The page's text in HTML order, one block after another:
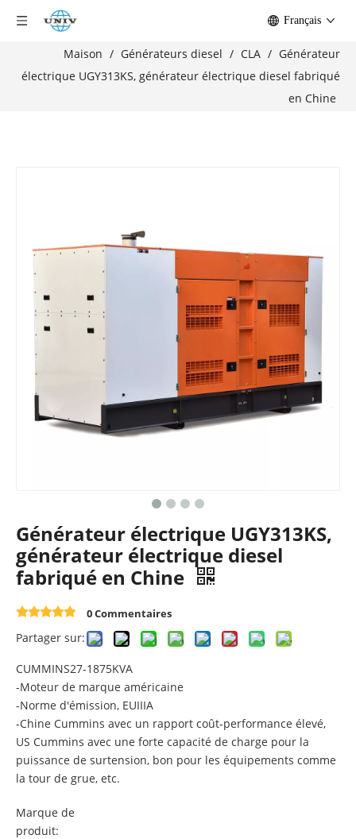
Français
Maison / Générateurs diesel / CLA / Générateur
électrique UGY313KS, générateur électrique diesel fabriqué
en Chine
Générateur électrique UGY313KS,
générateur électrique diesel
fabriqué en Chine
0 Commentaires
Partager sur:
CUMMINS27-1875KVA
-Moteur de marque américaine
-Norme d'émission, EUIIIA
-Chine Cummins avec un rapport coût-performance élevé,
US Cummins avec une forte capacité de charge pour la
puissance de surtension, bon pour les équipements comme
la tour de grue, etc.
Marque de
produit: